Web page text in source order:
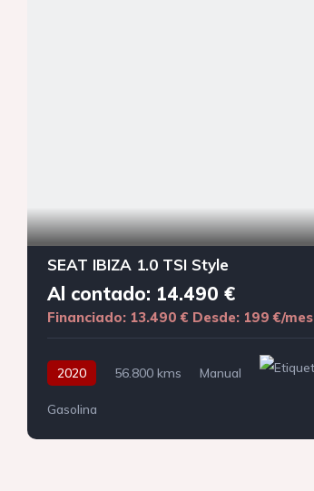
SEAT IBIZA 1.0 TSI Style
Al contado: 14.490 €
Financiado: 13.490 € Desde: 199 €/mes
2020 56.800 kms Manual
Gasolina